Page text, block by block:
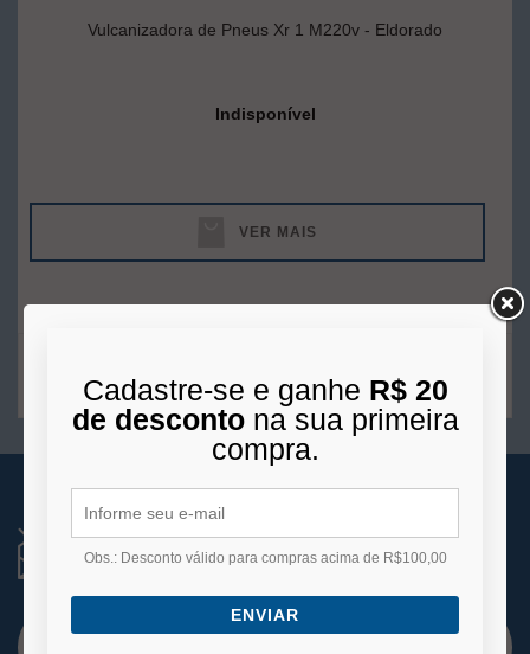
Vulcanizadora de Pneus Xr 1 M220v - Eldorado
Indisponível
VER MAIS
RECEBA NOVIDADES
Você está se cadastrando para receber e-mails
de
Cadastre-se e ganhe R$ 20
de descontona sua primeira
compra.
Obs.: Desconto válido para compras acima de R$100,00
ENVIAR